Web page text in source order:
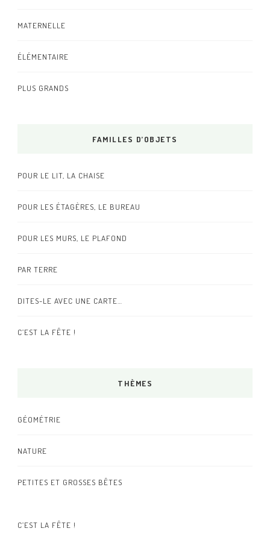
MATERNELLE
ÉLÉMENTAIRE
PLUS GRANDS
FAMILLES D’OBJETS
POUR LE LIT, LA CHAISE
POUR LES ÉTAGÈRES, LE BUREAU
POUR LES MURS, LE PLAFOND
PAR TERRE
DITES-LE AVEC UNE CARTE…
C’EST LA FÊTE !
THÈMES
GÉOMÉTRIE
NATURE
PETITES ET GROSSES BÊTES
C’EST LA FÊTE !